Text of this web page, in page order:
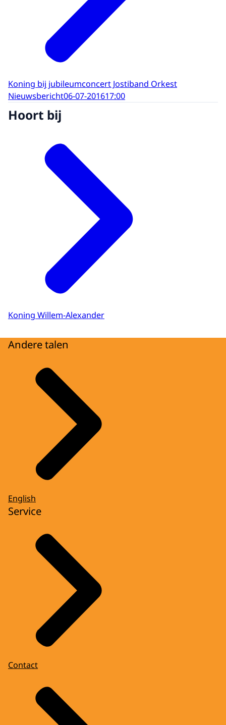
Koning bij jubileumconcert Jostiband Orkest
Nieuwsbericht06-07-201617:00
Hoort bij
Koning Willem-Alexander
Andere talen
English
Service
Contact